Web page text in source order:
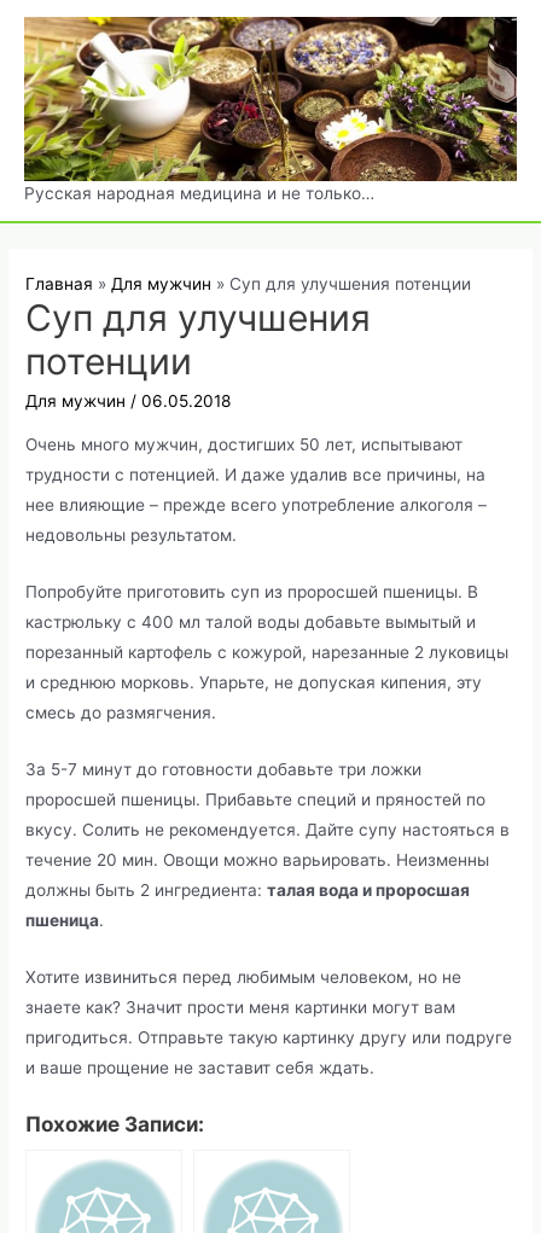
Перейти
содержимому
Русская народная медицина и не только…
Главная Для мужчин Суп для улучшения потенции
Суп для улучшения
потенции
Для мужчин /06.05.2018
Очень много мужчин, достигших 50 лет, испытывают
трудности с потенцией. И даже удалив все причины, на
нее влияющие – прежде всего употребление алкоголя –
недовольны результатом.
Попробуйте приготовить суп из проросшей пшеницы. В
кастрюльку с 400 мл талой воды добавьте вымытый и
порезанный картофель с кожурой, нарезанные 2 луковицы
и среднюю морковь. Упарьте, не допуская кипения, эту
смесь до размягчения.
За 5-7 минут до готовности добавьте три ложки
проросшей пшеницы. Прибавьте специй и пряностей по
вкусу. Солить не рекомендуется. Дайте супу настояться в
течение 20 мин. Овощи можно варьировать. Неизменны
должны быть 2 ингредиента:талая вода и проросшая
пшеница.
Хотите извиниться перед любимым человеком, но не
знаете как? Значит прости меня картинки могут вам
пригодиться. Отправьте такую картинку другу или подруге
и ваше прощение не заставит себя ждать.
Похожие Записи: